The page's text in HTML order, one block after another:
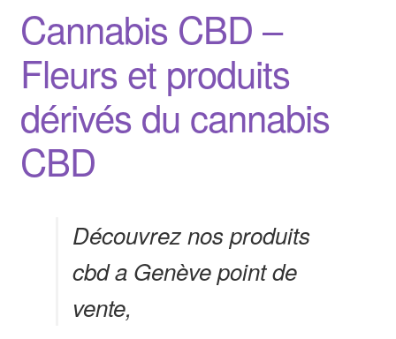
Cannabis CBD –
Fleurs et produits
dérivés du cannabis
CBD
Découvrez nos produits
cbd a Genève point de
vente,